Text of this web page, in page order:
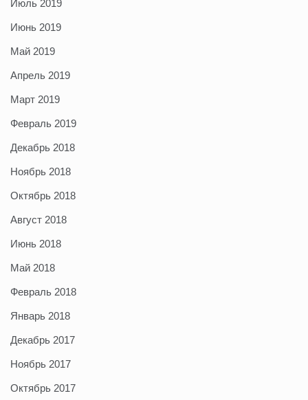
Июль 2019
Июнь 2019
Май 2019
Апрель 2019
Март 2019
Февраль 2019
Декабрь 2018
Ноябрь 2018
Октябрь 2018
Август 2018
Июнь 2018
Май 2018
Февраль 2018
Январь 2018
Декабрь 2017
Ноябрь 2017
Октябрь 2017